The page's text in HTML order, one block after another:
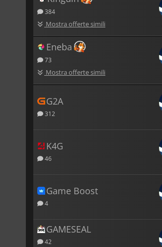
384
Mostra offerte simili
Eneba
73
Mostra offerte simili
G2A
312
K4G
46
Game Boost
4
GAMESEAL
42